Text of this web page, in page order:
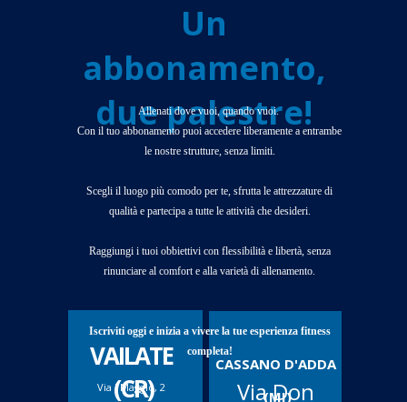
Allenati dove vuoi, quando vuoi.
Con il tuo abbonamento puoi accedere liberamente a entrambe
le nostre strutture, senza limiti.
Scegli il luogo più comodo per te, sfrutta le attrezzature di
qualità e partecipa a tutte le attività che desideri.
Raggiungi i tuoi obbiettivi con flessibilità e libertà, senza
rinunciare al comfort e alla varietà di allenamento.
Iscriviti oggi e inizia a vivere la tue esperienza fitness
completa!
Un
abbonamento,
due palestre!
CASSANO D'ADDA
(MI)
VAILATE
(CR)
Via Don
Via I Maggio, 2